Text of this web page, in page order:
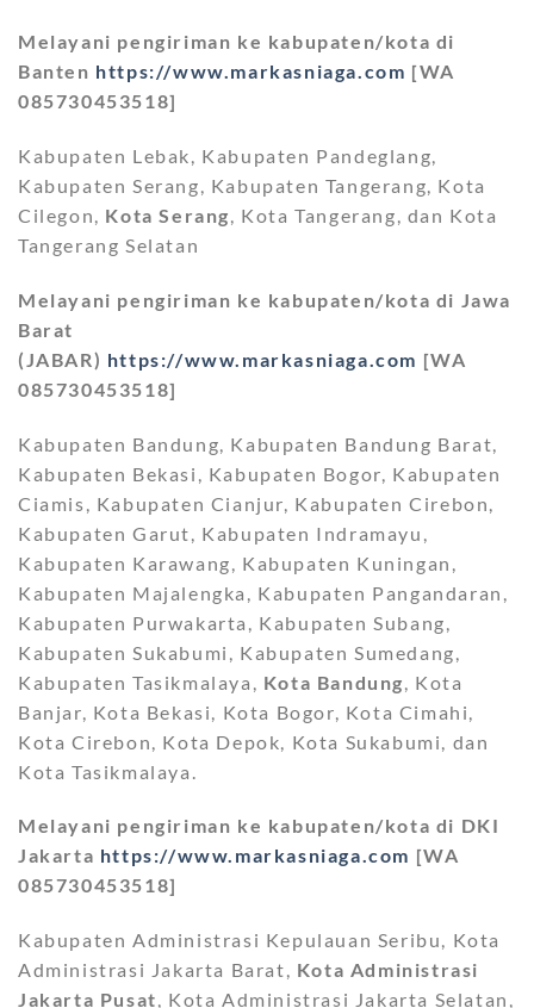
Melayani pengiriman ke kabupaten/kota di
Banten https://www.markasniaga.com [WA
085730453518]
Kabupaten Lebak, Kabupaten Pandeglang,
Kabupaten Serang, Kabupaten Tangerang, Kota
Cilegon, Kota Serang, Kota Tangerang, dan Kota
Tangerang Selatan
Melayani pengiriman ke kabupaten/kota di Jawa
Barat
(JABAR) https://www.markasniaga.com [WA
085730453518]
Kabupaten Bandung, Kabupaten Bandung Barat,
Kabupaten Bekasi, Kabupaten Bogor, Kabupaten
Ciamis, Kabupaten Cianjur, Kabupaten Cirebon,
Kabupaten Garut, Kabupaten Indramayu,
Kabupaten Karawang, Kabupaten Kuningan,
Kabupaten Majalengka, Kabupaten Pangandaran,
Kabupaten Purwakarta, Kabupaten Subang,
Kabupaten Sukabumi, Kabupaten Sumedang,
Kabupaten Tasikmalaya, Kota Bandung
, Kota
Banjar, Kota Bekasi, Kota Bogor, Kota Cimahi,
Kota Cirebon, Kota Depok, Kota Sukabumi, dan
Kota Tasikmalaya.
Melayani pengiriman ke kabupaten/kota di DKI
Jakarta https://www.markasniaga.com [WA
085730453518]
Kabupaten Administrasi Kepulauan Seribu, Kota
Administrasi Jakarta Barat, Kota Administrasi
Jakarta Pusat, Kota Administrasi Jakarta Selatan,